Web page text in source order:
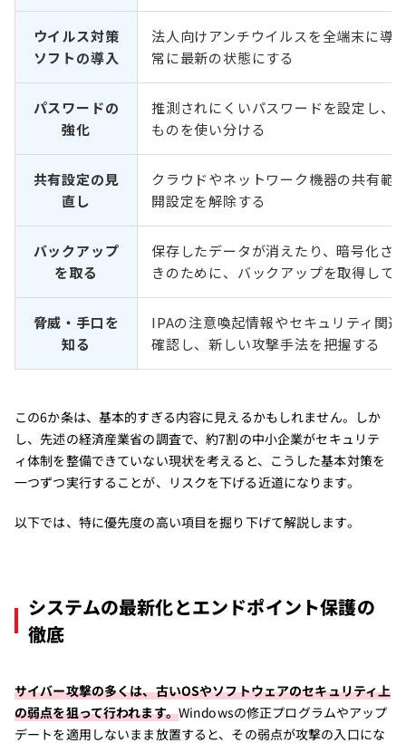
ウイルス対策
ソフトの導入
法人向けアンチウイルスを全端末に導
常に最新の状態にする
パスワードの
強化
推測されにくいパスワードを設定し、
ものを使い分ける
共有設定の見
直し
クラウドやネットワーク機器の共有範
開設定を解除する
バックアップ
を取る
保存したデータが消えたり、暗号化さ
きのために、バックアップを取得して
脅威・手口を
知る
IPAの注意喚起情報やセキュリティ関
確認し、新しい攻撃手法を把握する
この6か条は、基本的すぎる内容に見えるかもしれません。しか
し、先述の経済産業省の調査で、約7割の中小企業がセキュリテ
ィ体制を整備できていない現状を考えると、こうした基本対策を
一つずつ実行することが、リスクを下げる近道になります。
以下では、特に優先度の高い項目を掘り下げて解説します。
システムの最新化とエンドポイント保護の
徹底
サイバー攻撃の多くは、古いOSやソフトウェアのセキュリティ上
の弱点を狙って行われます。Windowsの修正プログラムやアップ
デートを適用しないまま放置すると、その弱点が攻撃の入口にな